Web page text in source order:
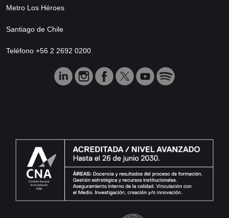
Metro Los Héroes
Santiago de Chile
Teléfono +56 2 2692 0200